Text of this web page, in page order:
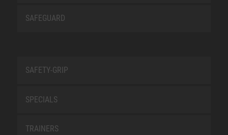
SAFEGUARD
SAFETY-GRIP
SPECIALS
TRAINERS